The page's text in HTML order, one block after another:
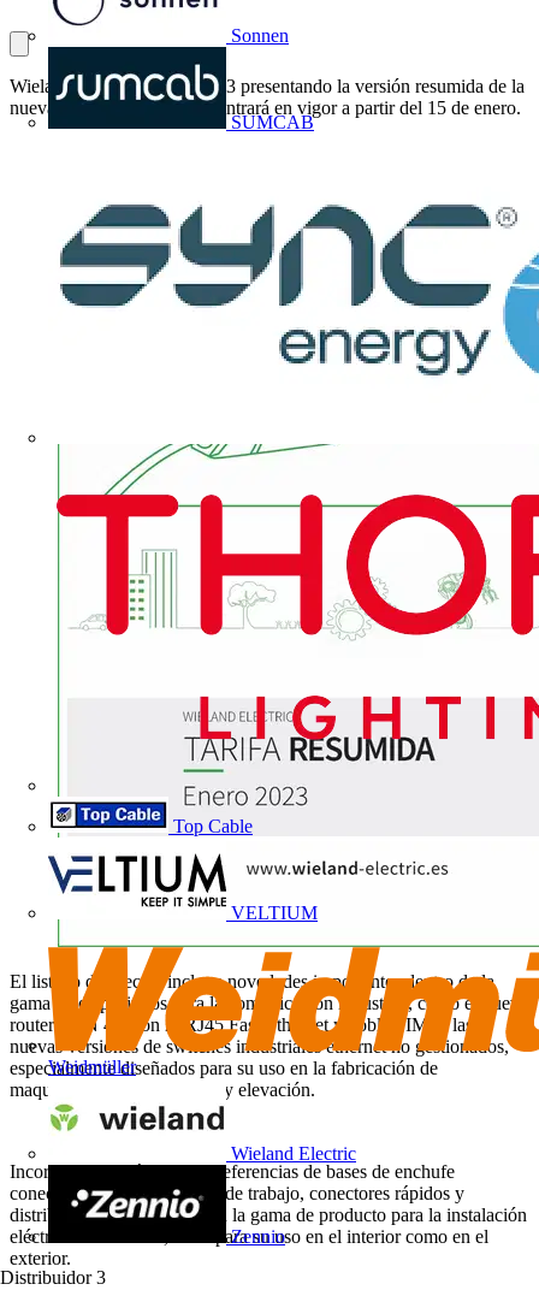
Sonnen
SUMCAB
Top Cable
VELTIUM
Weidmüller
Wieland Electric
Zennio
Distribuidor 3
Wieland Electric estrena 2023 presentando la versión resumida de la
nueva tarifa de precios que entrará en vigor a partir del 15 de enero.
El listado de precios incluye novedades importantes dentro de la
gama de dispositivos para la comunicación industrial, como el nuevo
router VPN 4G con 2xRJ45 Fast Ethernet y doble SIM, y las
nuevas versiones de switches industriales ethernet no gestionados,
especialmente diseñados para su uso en la fabricación de
maquinaria, aerogeneración y elevación.
Incorpora, además, nuevas referencias de bases de enchufe
conectorizadas para puestos de trabajo, conectores rápidos y
distribuidores que completan la gama de producto para la instalación
eléctrica en edificios, tanto para su uso en el interior como en el
exterior.